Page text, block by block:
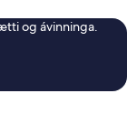
og ávinninga.